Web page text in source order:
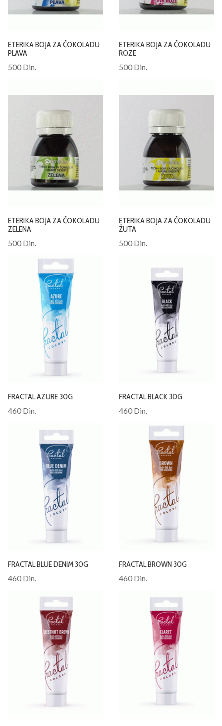
ETERIKA BOJA ZA ČOKOLADU
PLAVA
500 Din.
ETERIKA BOJA ZA ČOKOLADU
ROZE
500 Din.
ETERIKA BOJA ZA ČOKOLADU
ZELENA
500 Din.
ETERIKA BOJA ZA ČOKOLADU
ŽUTA
500 Din.
FRACTAL AZURE 30G
460 Din.
FRACTAL BLACK 30G
460 Din.
FRACTAL BLUE DENIM 30G
460 Din.
FRACTAL BROWN 30G
460 Din.